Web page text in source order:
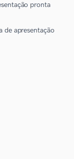
pronta
de apresentação